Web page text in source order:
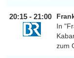
20:15 - 21:00
In
zum